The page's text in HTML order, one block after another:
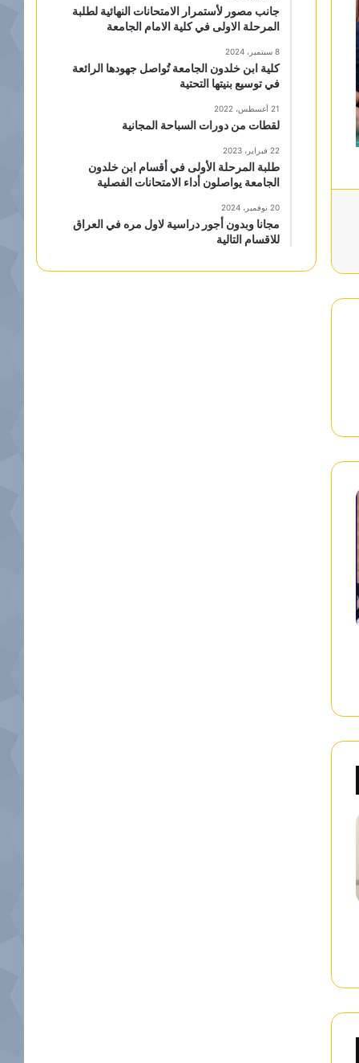
جانب مصور لأستمرار الامتحانات النهائية لطلبة
المرحلة الاولى في كلية الامام الجامعة
8 سبتمبر، 2024
كلية ابن خلدون الجامعة تُواصل جهودها الرائعة
في توسيع بنيتها التحتية
21 أغسطس، 2022
لقطات من دورات السباحة المجانية
22 فبراير، 2023
طلبة المرحلة الأولى في أقسام ابن خلدون
الجامعة يواصلون أداء الامتحانات الفصلية
20 نوفمبر، 2024
مجانا وبدون أجور دراسية لاول مره في العراق
للاقسام التالية